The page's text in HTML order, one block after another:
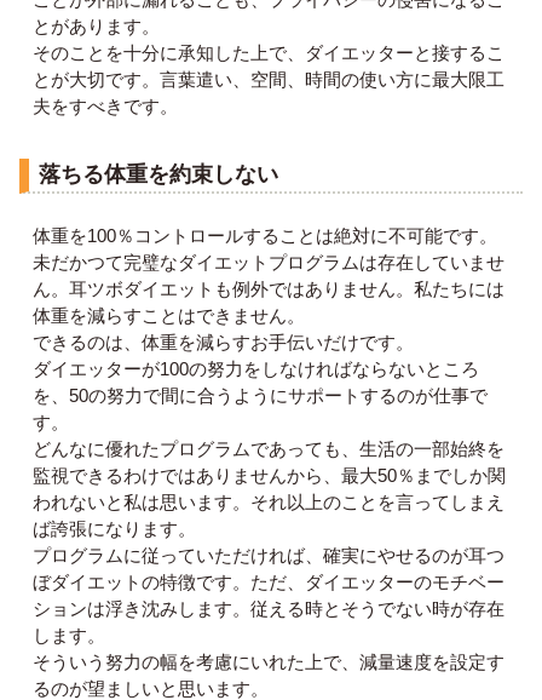
とがあります。
そのことを十分に承知した上で、ダイエッターと接するこ
とが大切です。言葉遣い、空間、時間の使い方に最大限工
夫をすべきです。
落ちる体重を約束しない
体重を100％コントロールすることは絶対に不可能です。
未だかつて完璧なダイエットプログラムは存在していませ
ん。耳ツボダイエットも例外ではありません。私たちには
体重を減らすことはできません。
できるのは、体重を減らすお手伝いだけです。
ダイエッターが100の努力をしなければならないところ
を、50の努力で間に合うようにサポートするのが仕事で
す。
どんなに優れたプログラムであっても、生活の一部始終を
監視できるわけではありませんから、最大50％までしか関
われないと私は思います。それ以上のことを言ってしまえ
ば誇張になります。
プログラムに従っていただければ、確実にやせるのが耳つ
ぼダイエットの特徴です。ただ、ダイエッターのモチベー
ションは浮き沈みします。従える時とそうでない時が存在
します。
そういう努力の幅を考慮にいれた上で、減量速度を設定す
るのが望ましいと思います。